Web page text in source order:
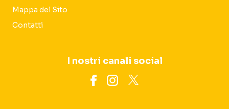
Mappa del Sito
Contatti
I nostri canali social